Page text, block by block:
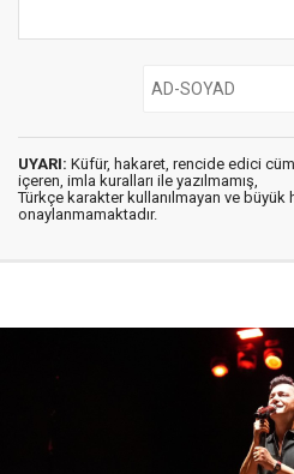
UYARI: Küfür, hakaret, rencide edici
içeren, imla kuralları ile yazılmamış,
Türkçe karakter kullanılmayan ve büyük
onaylanmamaktadır.